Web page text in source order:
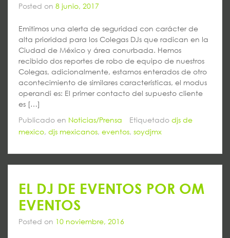
Posted on 8 junio, 2017
Emitimos una alerta de seguridad con carácter de
alta prioridad para los Colegas DJs que radican en la
Ciudad de México y área conurbada. Hemos
recibido dos reportes de robo de equipo de nuestros
Colegas, adicionalmente, estamos enterados de otro
acontecimiento de similares características, el modus
operandi es: El primer contacto del supuesto cliente
es […]
Publicado en Noticias/Prensa Etiquetado djs de
mexico, djs mexicanos, eventos, soydjmx
EL DJ DE EVENTOS POR OM
EVENTOS
Posted on 10 noviembre, 2016